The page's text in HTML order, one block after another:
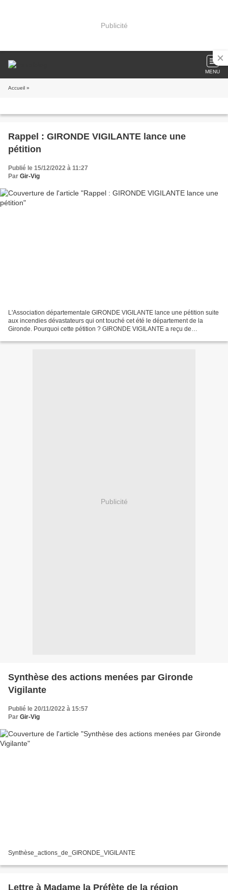
Publicité
MENU
Accueil »
Rappel : GIRONDE VIGILANTE lance une
pétition
Publié le 15/12/2022 à 11:27
Par Gir-Vig
L'Association départementale GIRONDE VIGILANTE lance une pétition suite
aux incendies dévastateurs qui ont touché cet été le département de la
Gironde. Pourquoi cette pétition ? GIRONDE VIGILANTE a reçu de
Publicité
Synthèse des actions menées par Gironde
Vigilante
Publié le 20/11/2022 à 15:57
Par Gir-Vig
Synthèse_actions_de_GIRONDE_VIGILANTE
Lettre à Madame la Préfète de la région